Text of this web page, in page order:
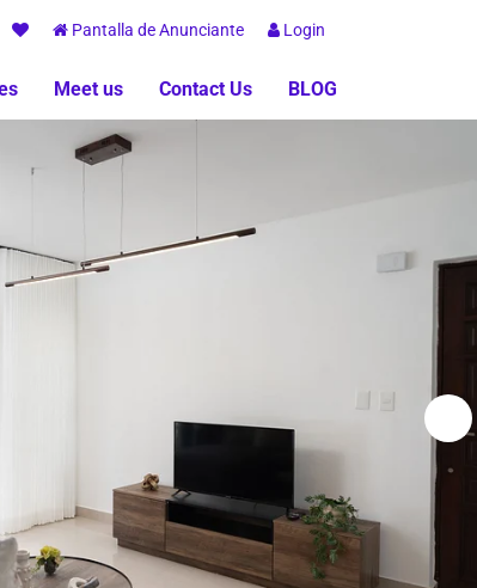
Pantalla de Anunciante Login
Meet us Contact Us BLOG